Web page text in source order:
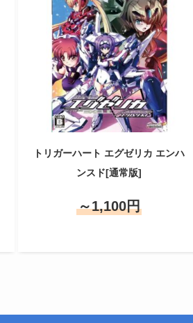
トリガーハート エグゼリカ エンハ
ンスド[通常版]
～1,100円